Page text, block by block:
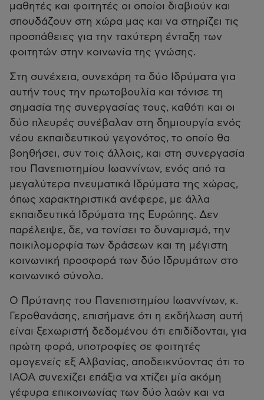
μαθητές και φοιτητές οι οποίοι διαβιούν και
σπουδάζουν στη χώρα μας και να στηρίζει τις
προσπάθειες για την ταχύτερη ένταξη των
φοιτητών στην κοινωνία της γνώσης.
Στη συνέχεια, συνεχάρη τα δύο Ιδρύματα για
αυτήν τους την πρωτοβουλία και τόνισε τη
σημασία της συνεργασίας τους, καθότι και οι
δύο πλευρές συνέβαλαν στη δημιουργία ενός
νέου εκπαιδευτικού γεγονότος, το οποίο θα
βοηθήσει, συν τοις άλλοις, και στη συνεργασία
του Πανεπιστημίου Ιωαννίνων, ενός από τα
μεγαλύτερα πνευματικά Ιδρύματα της χώρας,
όπως χαρακτηριστικά ανέφερε, με άλλα
εκπαιδευτικά Ιδρύματα της Ευρώπης. Δεν
παρέλειψε, δε, να τονίσει το δυναμισμό, την
ποικιλομορφία των δράσεων και τη μέγιστη
κοινωνική προσφορά των δύο Ιδρυμάτων στο
κοινωνικό σύνολο.
Ο Πρύτανης του Πανεπιστημίου Ιωαννίνων, κ.
Γεροθανάσης, επισήμανε ότι η εκδήλωση αυτή
είναι ξεχωριστή δεδομένου ότι επιδίδονται, για
πρώτη φορά, υποτροφίες σε φοιτητές
ομογενείς εξ Αλβανίας, αποδεικνύοντας ότι το
ΙΑΟΑ συνεχίζει επάξια να χτίζει μία ακόμη
γέφυρα επικοινωνίας των δύο λαών και να